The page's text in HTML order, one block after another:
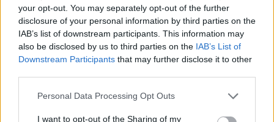
your opt-out. You may separately opt-out of the further
disclosure of your personal information by third parties on the
IAB’s list of downstream participants. This information may
also be disclosed by us to third parties on the IAB’s List of
Downstream Participants that may further disclose it to other
Please note that this website/app uses one or more Google
not limited to your visit or usage behaviour. You may click to
Personal Data Processing Opt Outs
I want to opt-out of the Sharing of my